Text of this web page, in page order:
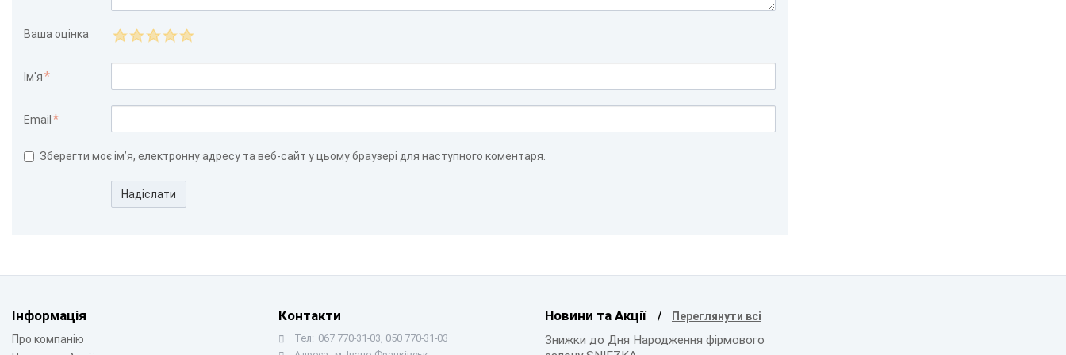
Ваша оцінка
Ім'я
Email
Зберегти моє ім’я, електронну адресу та веб-сайт у цьому браузері для наступного коментаря.
Надіслати
Інформація
Про компанію
Контакти
Тел: 067 770-31-03, 050 770-31-03
Новини та Акції Переглянути всі
Знижки до Дня Народження фірмового